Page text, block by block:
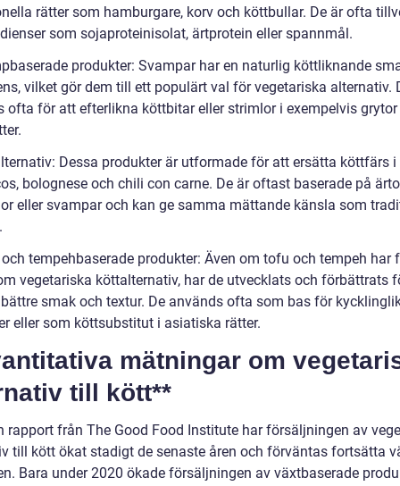
rätter som hamburgare, korv och köttbullar. De är ofta
som sojaproteinisolat, ärtprotein eller spannmål.
produkter: Svampar har en naturlig köttliknande
vilket gör dem till ett populärt val för vegetariska alternativ.
ofta för att efterlikna köttbitar eller strimlor i exempelvis
Dessa produkter är utformade för att ersätta köttfärs i
bolognese och chili con carne. De är oftast baserade på
eller svampar och kan ge samma mättande känsla som
tempehbaserade produkter: Även om tofu och tempeh har
vegetariska köttalternativ, har de utvecklats och förbättrats
smak och textur. De används ofta som bas för
eller som köttsubstitut i asiatiska rätter.
mätningar om
till kött**
rapport från The Good Food Institute har försäljningen av
till kött ökat stadigt de senaste åren och förväntas fortsätta
Bara under 2020 ökade försäljningen av växtbaserade